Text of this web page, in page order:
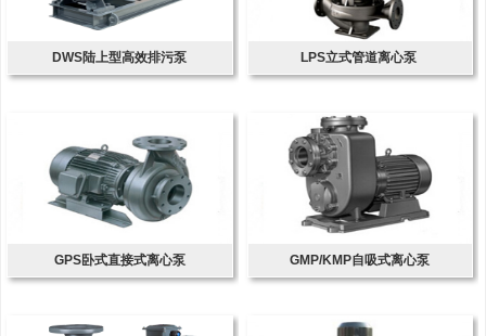
DWS陆上型高效排污泵 LPS立式管道离心泵
GPS卧式直接式离心泵 GMP/KMP自吸式离心泵